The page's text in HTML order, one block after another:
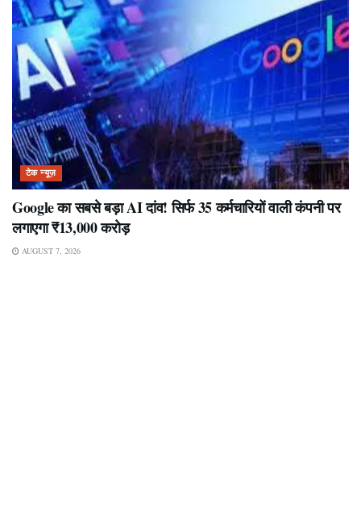
टेक न्यूज़
Google का सबसे बड़ा AI दांव! सिर्फ 35 कर्मचारियों वाली कंपनी पर
लगाएगा ₹13,000 करोड़
AUGUST 7, 2026